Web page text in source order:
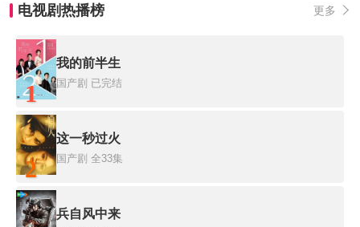
电视剧热播榜 更多
1
我的前半生
国产剧 已完结
2
这一秒过火
国产剧 全33集
兵自风中来